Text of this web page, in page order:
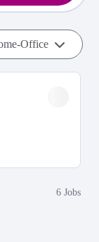
Office
6 Jobs